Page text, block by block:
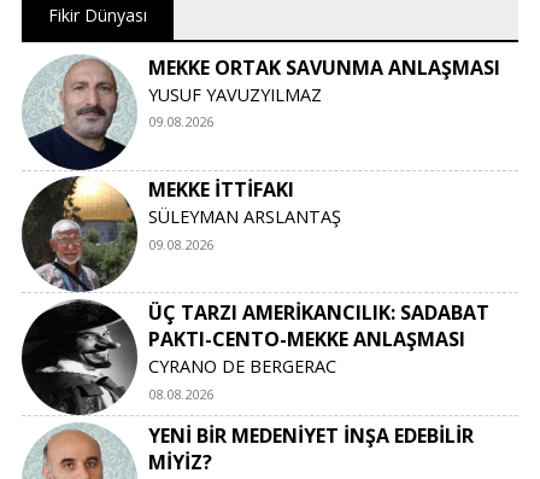
Fikir Dünyası
MEKKE ORTAK SAVUNMA ANLAŞMASI
YUSUF YAVUZYILMAZ
09.08.2026
MEKKE İTTİFAKI
SÜLEYMAN ARSLANTAŞ
09.08.2026
ÜÇ TARZI AMERİKANCILIK: SADABAT
PAKTI-CENTO-MEKKE ANLAŞMASI
CYRANO DE BERGERAC
08.08.2026
YENİ BİR MEDENİYET İNŞA EDEBİLİR
MİYİZ?